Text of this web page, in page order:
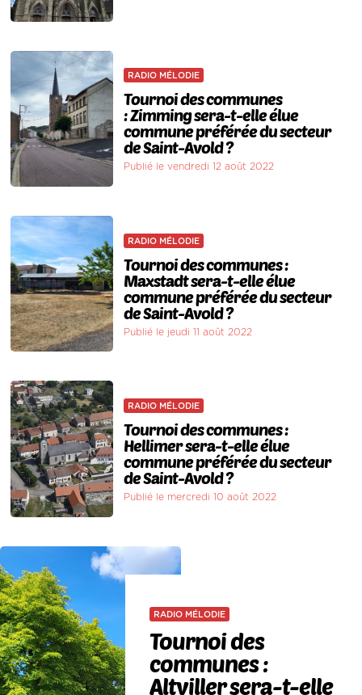
RADIO MÉLODIE
Tournoi des communes
: Zimming sera-t-elle élue
commune préférée du secteur
de Saint-Avold ?
Publié le vendredi 12 août 2022
RADIO MÉLODIE
Tournoi des communes :
Maxstadt sera-t-elle élue
commune préférée du secteur
de Saint-Avold ?
Publié le jeudi 11 août 2022
RADIO MÉLODIE
Tournoi des communes :
Hellimer sera-t-elle élue
commune préférée du secteur
de Saint-Avold ?
Publié le mercredi 10 août 2022
RADIO MÉLODIE
Tournoi des
communes :
Altviller sera-t-elle